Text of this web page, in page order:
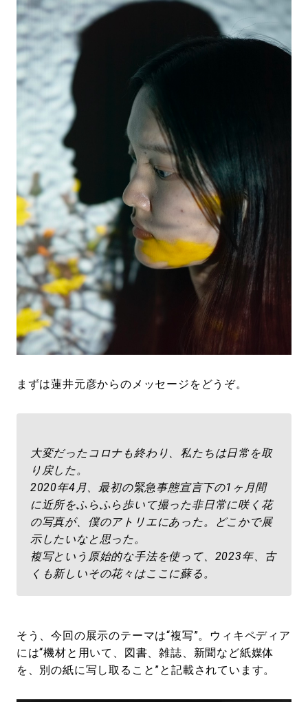
まずは蓮井元彦からのメッセージをどうぞ。
大変だったコロナも終わり、私たちは日常を取
り戻した。
2020年4月、最初の緊急事態宣言下の1ヶ月間
に近所をふらふら歩いて撮った非日常に咲く花
の写真が、僕のアトリエにあった。どこかで展
示したいなと思った。
複写という原始的な手法を使って、2023年、古
くも新しいその花々はここに蘇る。
そう、今回の展示のテーマは“複写”。ウィキペディア
には“機材と用いて、図書、雑誌、新聞など紙媒体
を、別の紙に写し取ること”と記載されています。